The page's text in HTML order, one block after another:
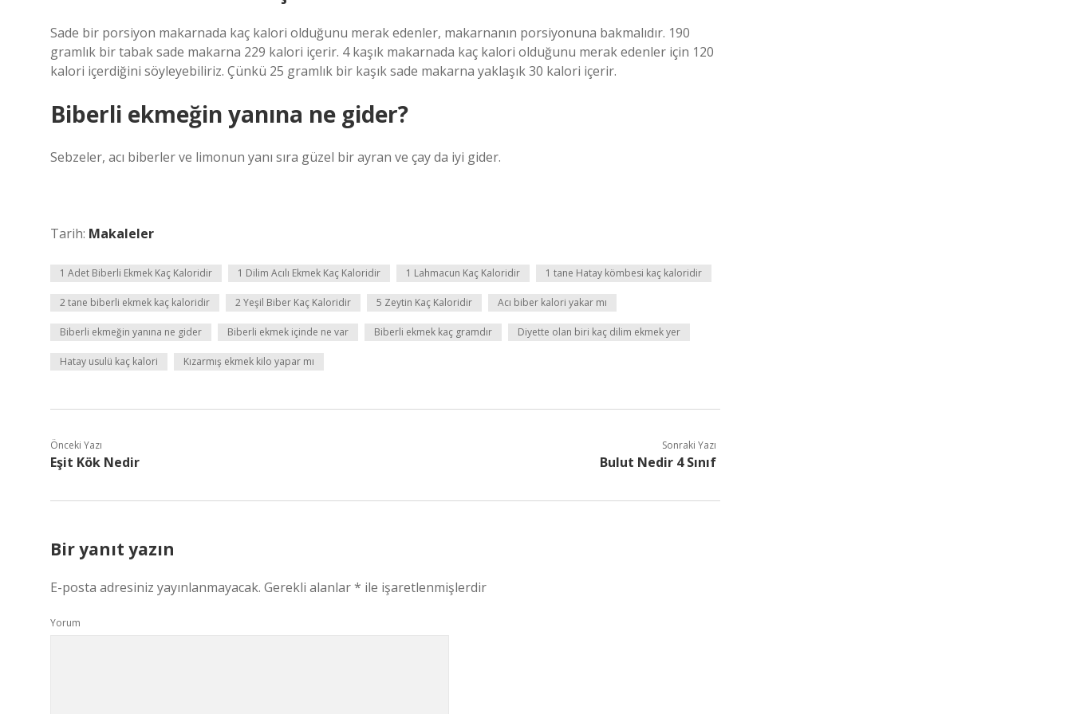
Sade bir porsiyon makarnada kaç kalori olduğunu merak edenler, makarnanın porsiyonuna bakmalıdır. 190
gramlık bir tabak sade makarna 229 kalori içerir. 4 kaşık makarnada kaç kalori olduğunu merak edenler için 120
kalori içerdiğini söyleyebiliriz. Çünkü 25 gramlık bir kaşık sade makarna yaklaşık 30 kalori içerir.
Biberli ekmeğin yanına ne gider?
Sebzeler, acı biberler ve limonun yanı sıra güzel bir ayran ve çay da iyi gider.
Tarih: Makaleler
1 Adet Biberli Ekmek Kaç Kaloridir 1 Dilim Acılı Ekmek Kaç Kaloridir 1 Lahmacun Kaç Kaloridir 1 tane Hatay kömbesi kaç kaloridir
2 tane biberli ekmek kaç kaloridir 2 Yeşil Biber Kaç Kaloridir 5 Zeytin Kaç Kaloridir Acı biber kalori yakar mı
Biberli ekmeğin yanına ne gider Biberli ekmek içinde ne var Biberli ekmek kaç gramdır Diyette olan biri kaç dilim ekmek yer
Hatay usulü kaç kalori Kızarmış ekmek kilo yapar mı
Önceki Yazı
Eşit Kök Nedir
Sonraki Yazı
Bulut Nedir 4 Sınıf
Bir yanıt yazın
E-posta adresiniz yayınlanmayacak. Gerekli alanlar* ile işaretlenmişlerdir
Yorum